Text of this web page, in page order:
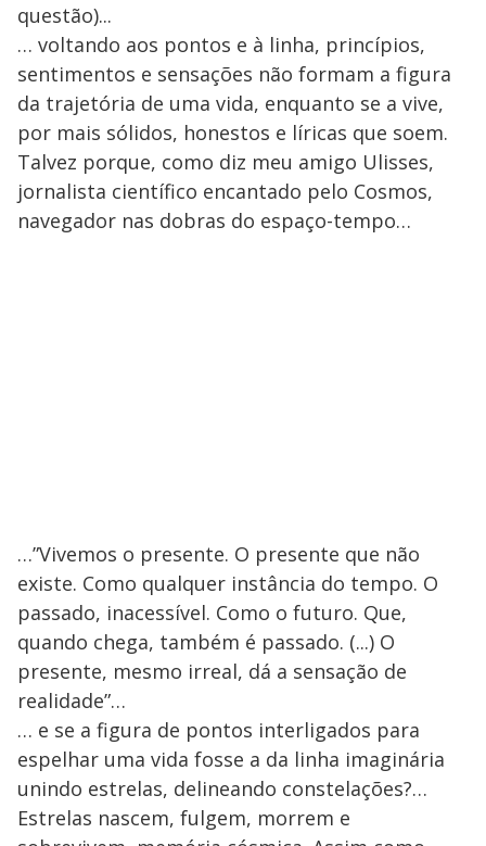
questão)...
… voltando aos pontos e à linha, princípios,
sentimentos e sensações não formam a figura
da trajetória de uma vida, enquanto se a vive,
por mais sólidos, honestos e líricas que soem.
Talvez porque, como diz meu amigo Ulisses,
jornalista científico encantado pelo Cosmos,
navegador nas dobras do espaço-tempo…
…”Vivemos o presente. O presente que não
existe. Como qualquer instância do tempo. O
passado, inacessível. Como o futuro. Que,
quando chega, também é passado. (...) O
presente, mesmo irreal, dá a sensação de
realidade”…
… e se a figura de pontos interligados para
espelhar uma vida fosse a da linha imaginária
unindo estrelas, delineando constelações?…
Estrelas nascem, fulgem, morrem e